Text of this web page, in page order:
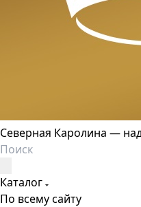
Северная Каролина —
Каталог
По всему сайту